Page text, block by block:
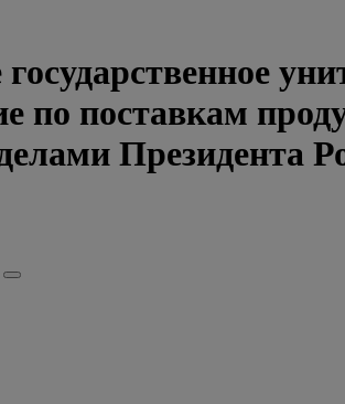
по поставкам
Президента